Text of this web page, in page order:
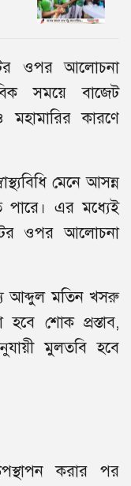
ওপর আলোচনা
সময়ে বাজেট
কারণে
মেনে আসন্ন
পারে। এর মধ্যেই
ওপর আলোচনা
আব্দুল মতিন খসরু
শোক প্রস্তাব,
মুলতবি হবে
করার পর